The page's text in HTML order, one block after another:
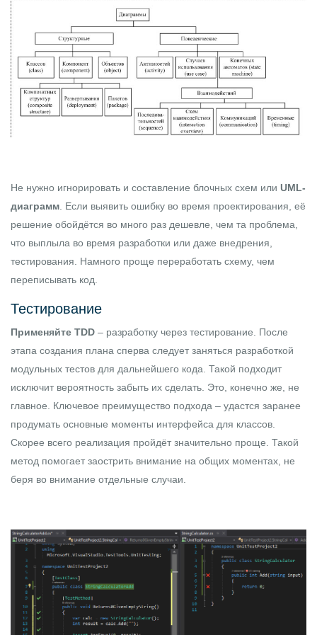
Не нужно игнорировать и составление блочных схем или UML-
диаграмм. Если выявить ошибку во время проектирования, её
решение обойдётся во много раз дешевле, чем та проблема,
что выплыла во время разработки или даже внедрения,
тестирования. Намного проще переработать схему, чем
переписывать код.
Тестирование
Применяйте TDD – разработку через тестирование. После
этапа создания плана сперва следует заняться разработкой
модульных тестов для дальнейшего кода. Такой подходит
исключит вероятность забыть их сделать. Это, конечно же, не
главное. Ключевое преимущество подхода – удастся заранее
продумать основные моменты интерфейса для классов.
Скорее всего реализация пройдёт значительно проще. Такой
метод помогает заострить внимание на общих моментах, не
беря во внимание отдельные случаи.